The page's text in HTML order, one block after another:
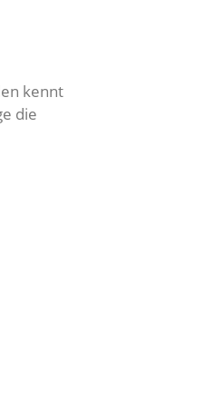
kennt
die